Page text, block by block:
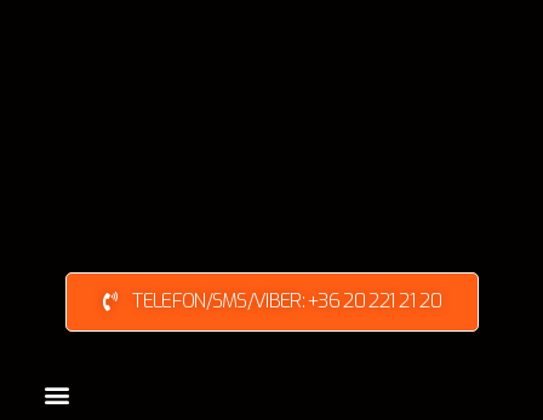
TELEFON/SMS/VIBER: +36 20 221 21 20